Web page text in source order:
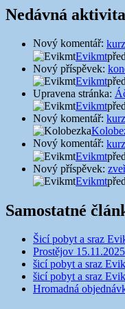
Nedávná aktivita
Nový komentář:
Evikmt
Nový příspěvek:
Evikmt
Upravena stránka:
Evikmt
Nový komentář:
Nový komentář:
Evikmt
Nový příspěvek:
Evikmt
Samostatné
Šicí pobyt a sraz
Prostějov 15.11.2025
šicí pobyt a sraz
šicí pobyt a sraz
Hromadná